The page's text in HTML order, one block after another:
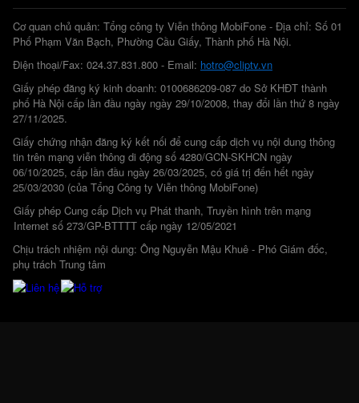
Cơ quan chủ quản: Tổng công ty Viễn thông MobiFone - Địa chỉ: Số 01
Phố Phạm Văn Bạch, Phường Cầu Giấy, Thành phố Hà Nội.
Điện thoại/Fax: 024.37.831.800 - Email: hotro@cliptv.vn
Giấy phép đăng ký kinh doanh: 0100686209-087 do Sở KHĐT thành
phố Hà Nội cấp lần đầu ngày ngày 29/10/2008, thay đổi lần thứ 8 ngày
27/11/2025.
Giấy chứng nhận đăng ký kết nối để cung cấp dịch vụ nội dung thông
tin trên mạng viễn thông di động số 4280/GCN-SKHCN ngày
06/10/2025, cấp lần đầu ngày 26/03/2025, có giá trị đến hết ngày
25/03/2030 (của Tổng Công ty Viễn thông MobiFone)
Giấy phép Cung cấp Dịch vụ Phát thanh, Truyền hình trên mạng
Internet số 273/GP-BTTTT cấp ngày 12/05/2021
Chịu trách nhiệm nội dung: Ông Nguyễn Mậu Khuê - Phó Giám đốc,
phụ trách Trung tâm